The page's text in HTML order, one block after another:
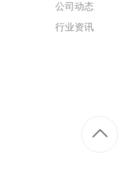
公司动态
行业资讯